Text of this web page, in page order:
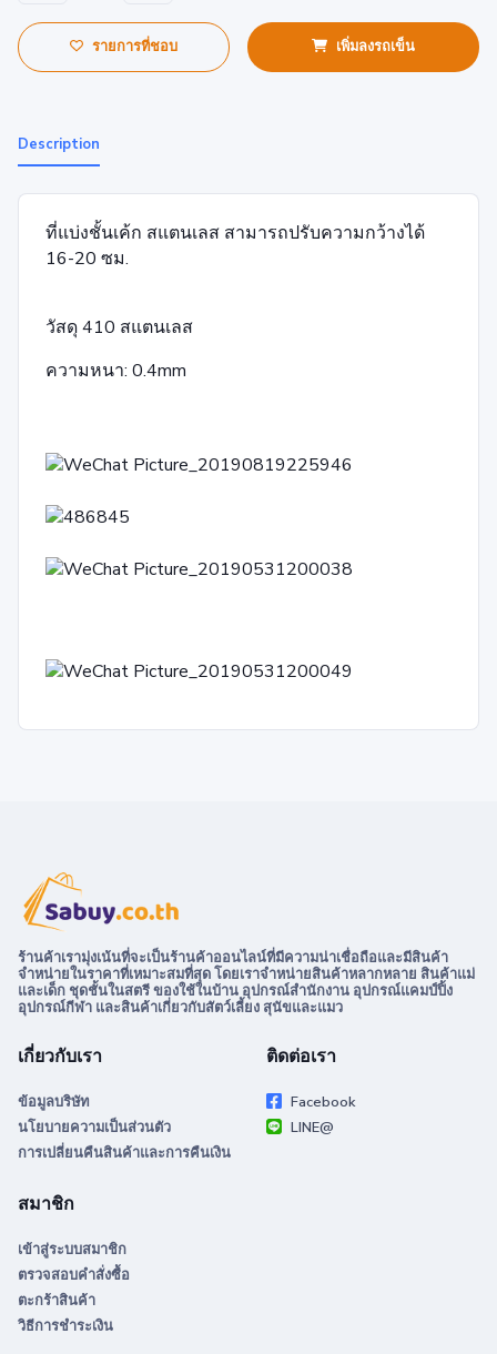
รายการที่ชอบ เพิ่มลงรถเข็น
Description
ที่แบ่งชั้นเค้ก สแตนเลส สามารถปรับความกว้างได้
16-20 ซม.
วัสดุ 410 สแตนเลส
ความหนา: 0.4mm
ร้านค้าเรามุ่งเน้นที่จะเป็นร้านค้าออนไลน์ที่มีความน่าเชื่อถือและมีสินค้า
จำหน่ายในราคาที่เหมาะสมที่สุด โดยเราจำหน่ายสินค้าหลากหลาย สินค้าแม่
และเด็ก ชุดชั้นในสตรี ของใช้ในบ้าน อุปกรณ์สำนักงาน อุปกรณ์แคมป์ปิ้ง
อุปกรณ์กีฬา และสินค้าเกี่ยวกับสัตว์เลี้ยง สุนัขและแมว
เกี่ยวกับเรา
ข้อมูลบริษัท
นโยบายความเป็นส่วนตัว
การเปลี่ยนคืนสินค้าและการคืนเงิน
ติดต่อเรา
Facebook
LINE@
สมาชิก
เข้าสู่ระบบสมาชิก
ตรวจสอบคำสั่งซื้อ
ตะกร้าสินค้า
วิธีการชำระเงิน